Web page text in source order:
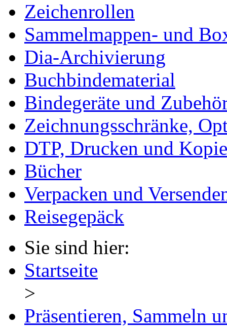
Zeichenrollen
Sammelmappen- und
Dia-Archivierung
Buchbindematerial
Bindegeräte und
Zeichnungsschränke,
DTP, Drucken und
Bücher
Verpacken und
Reisegepäck
Sie sind hier:
Startseite
>
Präsentieren, Sammeln